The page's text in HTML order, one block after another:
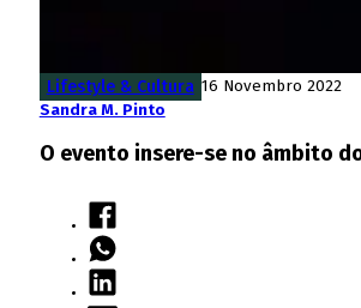
Lifestyle & Cultura 16 Novembro 2022
Sandra M. Pinto
O evento insere-se no âmbito